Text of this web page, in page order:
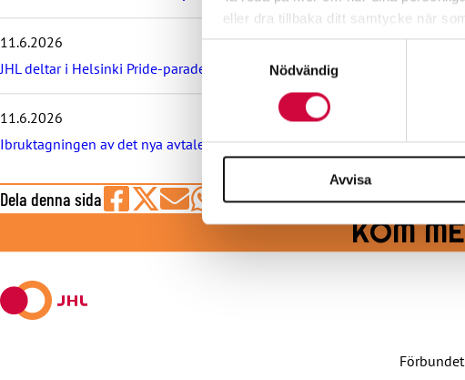
eller dra tillbaka ditt samtycke när
Vi använder enhetsidentifierare för
till de sociala medier och annons-
Nödvändig
Avvisa
e
n
y
e
t
e
n
11.6.2026
JHL deltar i Helsinki Pride-paraden – kom med du också!
11.6.2026
Ibruktagningen av det nya avtalet för kommunsektorn TEKTA
Dela denna sida
ShareShare
KOM